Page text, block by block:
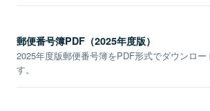
郵便番号簿PDF（2025年度版）
2025年度版郵便番号簿をPDF形式でダウンロー
す。